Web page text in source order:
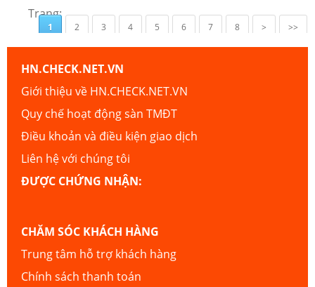
Trang:
1 2 3 4 5 6 7 8 > >>
HN.CHECK.NET.VN
Giới thiệu về HN.CHECK.NET.VN
Quy chế hoạt động sàn TMĐT
Điều khoản và điều kiện giao dịch
Liên hệ với chúng tôi
ĐƯỢC CHỨNG NHẬN:
CHĂM SÓC KHÁCH HÀNG
Trung tâm hỗ trợ khách hàng
Chính sách thanh toán